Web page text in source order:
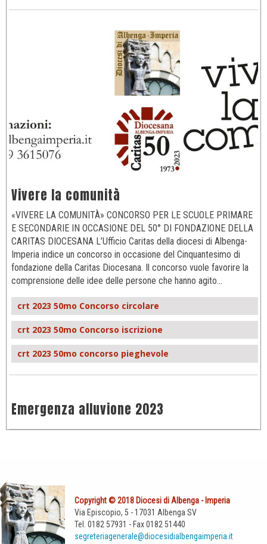
Vivere la comunità
«VIVERE LA COMUNITÀ» CONCORSO PER LE SCUOLE PRIMARE
E SECONDARIE IN OCCASIONE DEL 50° DI FONDAZIONE DELLA
CARITAS DIOCESANA L’Ufficio Caritas della diocesi di Albenga-
Imperia indice un concorso in occasione del Cinquantesimo di
fondazione della Caritas Diocesana. Il concorso vuole favorire la
comprensione delle idee delle persone che hanno agito…
crt 2023 50mo Concorso circolare
crt 2023 50mo Concorso iscrizione
crt 2023 50mo concorso pieghevole
Emergenza alluvione 2023
Copyright © 2018 Diocesi di Albenga - Imperia
Via Episcopio, 5 - 17031 Albenga SV
Tel. 0182 57931 - Fax 0182 51440
segreteriagenerale@diocesidialbengaimperia.it